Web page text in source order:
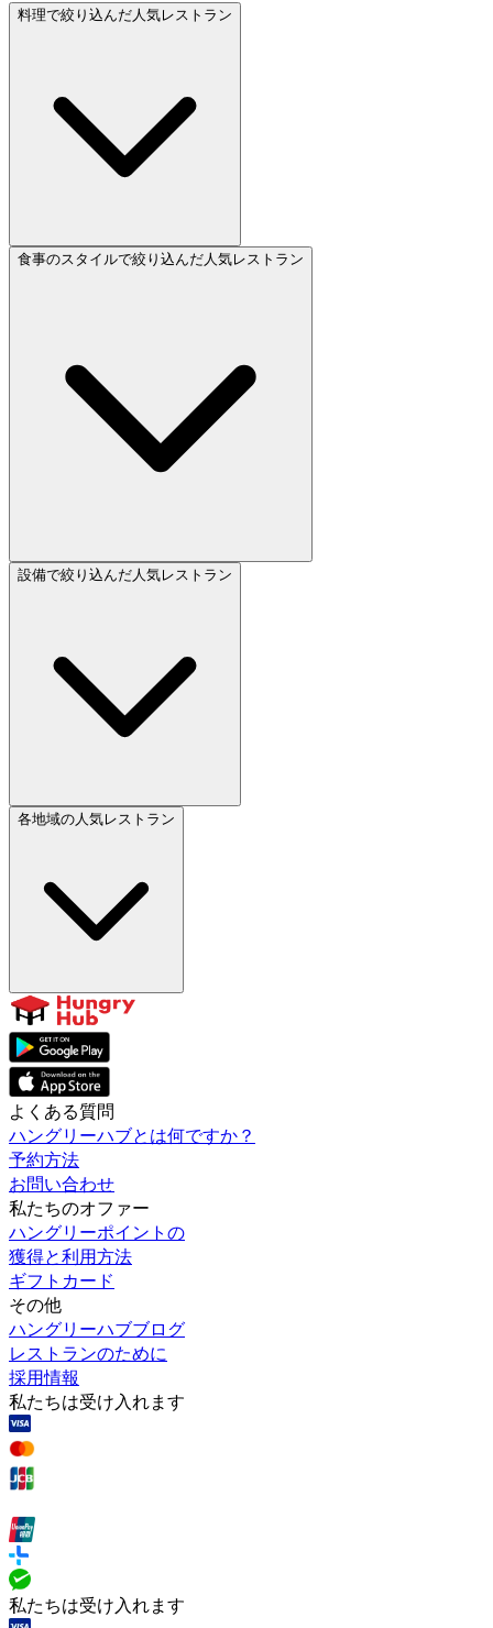
料理で絞り込んだ人気レストラン
食事のスタイルで絞り込んだ人気レストラン
設備で絞り込んだ人気レストラン
各地域の人気レストラン
よくある質問
ハングリーハブとは何ですか？
予約方法
お問い合わせ
私たちのオファー
ハングリーポイントの
獲得と利用方法
ギフトカード
その他
ハングリーハブブログ
レストランのために
採用情報
私たちは受け入れます
私たちは受け入れます